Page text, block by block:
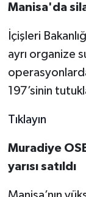
Manisa'da
İçişleri
ayrı organize
197’sinin
Tıklayın
Muradiye
yarısı satıldı